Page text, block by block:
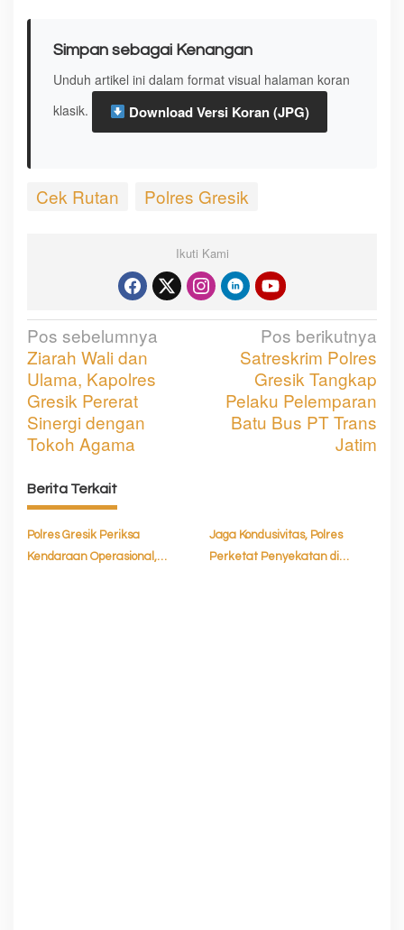
Simpan sebagai Kenangan
Unduh artikel ini dalam format visual halaman koran
klasik.
Download Versi Koran (JPG)
Cek Rutan Polres Gresik
Ikuti Kami
N
a
v
i
g
a
s
i
Pos sebelumnya
Ziarah Wali dan
Ulama, Kapolres
Gresik Pererat
Sinergi dengan
Tokoh Agama
Pos berikutnya
Satreskrim Polres
Gresik Tangkap
Pelaku Pelemparan
Batu Bus PT Trans
Jatim
Berita Terkait
Polres Gresik Periksa
Kendaraan Operasional,
Jaga Kondusivitas, Polres
Perketat Penyekatan di